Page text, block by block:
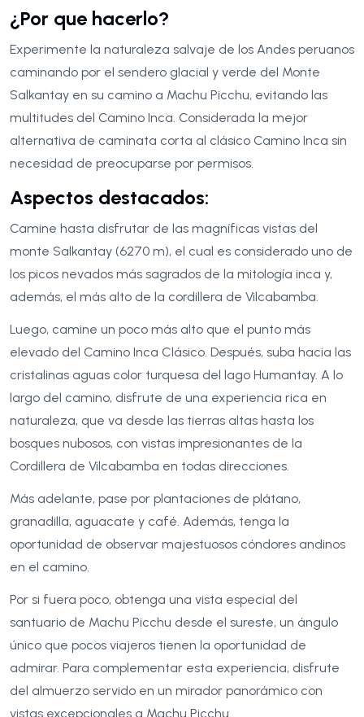
¿Por que hacerlo?
Experimente la naturaleza salvaje de los Andes peruanos
caminando por el sendero glacial y verde del Monte
Salkantay en su camino a Machu Picchu, evitando las
multitudes del Camino Inca. Considerada la mejor
alternativa de caminata corta al clásico Camino Inca sin
necesidad de preocuparse por permisos.
Aspectos destacados:
Camine hasta disfrutar de las magníficas vistas del
monte Salkantay (6270 m), el cual es considerado uno de
los picos nevados más sagrados de la mitología inca y,
además, el más alto de la cordillera de Vilcabamba.
Luego, camine un poco más alto que el punto más
elevado del Camino Inca Clásico. Después, suba hacia las
cristalinas aguas color turquesa del lago Humantay. A lo
largo del camino, disfrute de una experiencia rica en
naturaleza, que va desde las tierras altas hasta los
bosques nubosos, con vistas impresionantes de la
Cordillera de Vilcabamba en todas direcciones.
Más adelante, pase por plantaciones de plátano,
granadilla, aguacate y café. Además, tenga la
oportunidad de observar majestuosos cóndores andinos
en el camino.
Por si fuera poco, obtenga una vista especial del
santuario de Machu Picchu desde el sureste, un ángulo
único que pocos viajeros tienen la oportunidad de
admirar. Para complementar esta experiencia, disfrute
del almuerzo servido en un mirador panorámico con
vistas excepcionales a Machu Picchu.